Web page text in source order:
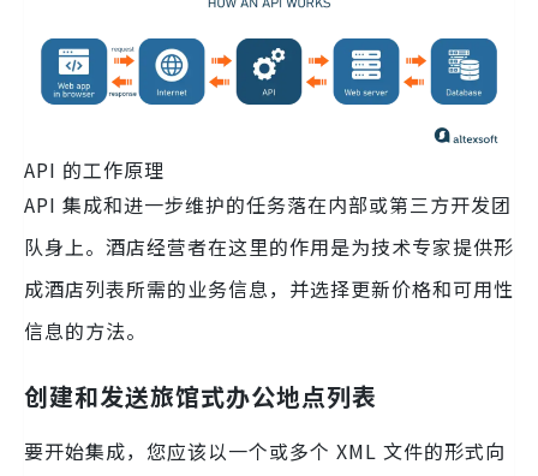
API 的工作原理
API 集成和进一步维护的任务落在内部或第三方开发团
队身上。酒店经营者在这里的作用是为技术专家提供形
成酒店列表所需的业务信息，并选择更新价格和可用性
信息的方法。
创建和发送旅馆式办公地点列表
要开始集成，您应该以一个或多个 XML 文件的形式向